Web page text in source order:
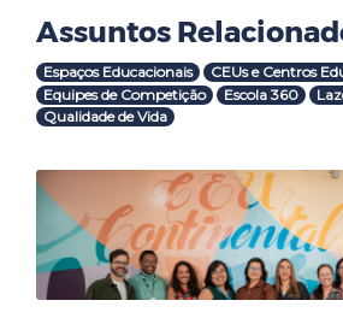
Assuntos
Espaços Educacionais
CEUs e Centros
Equipes de Competição
Escola 360
Qualidade de Vida
Outras Notícias